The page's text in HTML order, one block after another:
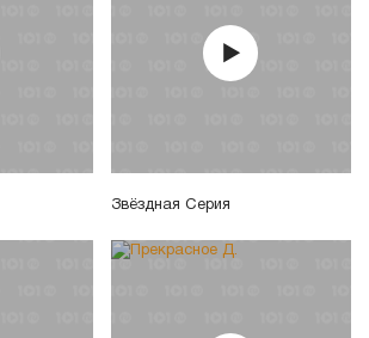
Звёздная Серия